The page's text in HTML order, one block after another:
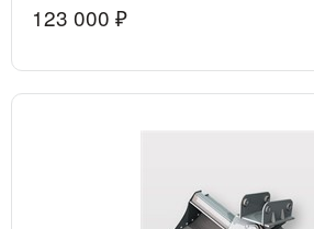
123 000 ₽